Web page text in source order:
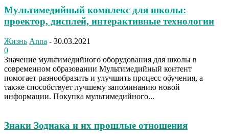
Мультимедийный комплекс для школы:
проектор, дисплей, интерактивные технологии
Жизнь Anna - 30.03.2021
0
Значение мультимедийного оборудования для школы в
современном образовании Мультимедийный контент
помогает разнообразить и улучшить процесс обучения, а
также способствует лучшему запоминанию новой
информации. Покупка мультимедийного...
Знаки Зодиака и их прошлые отношения